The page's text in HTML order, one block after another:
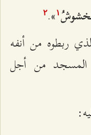
۱»
.٢
ربطوه من أنفه
المسجد من أجل